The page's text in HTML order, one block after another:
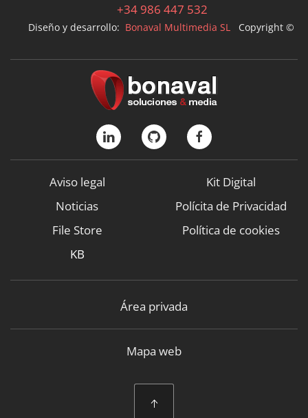
+34 986 447 532
Diseño y desarrollo: Bonaval Multimedia SL Copyright ©
Aviso legal
Noticias
File Store
KB
Kit Digital
Polícita de Privacidad
Política de cookies
Área privada
Mapa web